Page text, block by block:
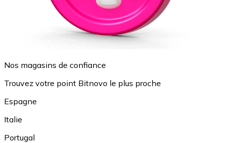
Nos magasins de confiance
Trouvez votre point Bitnovo le plus proche
Espagne
Italie
Portugal